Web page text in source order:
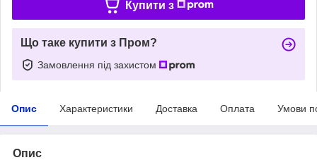
Купити з
Що таке купити з Пром?
Замовлення під захистом
Опис Характеристики Доставка Оплата Умови
Опис